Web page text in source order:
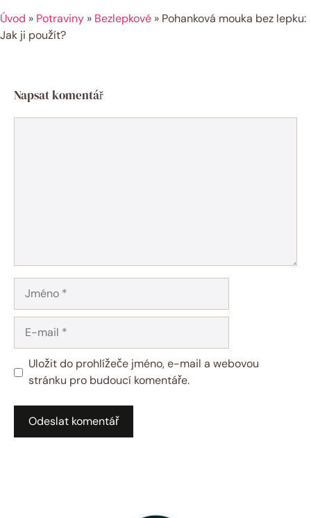
Úvod » Potraviny » Bezlepkové » Pohanková mouka bez lepku:
Jak ji použít?
Napsat komentář
Jméno
mail
Uložit do prohlížeče jméno, e-mail a webovou
stránku pro budoucí komentáře.